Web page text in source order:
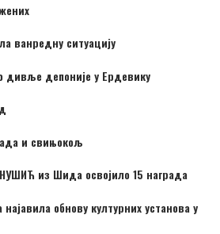
ванредну ситуацију
дивље депоније у Ердевику
и свињокољ
из Шида освојило 15 награда
обнову културних установа у